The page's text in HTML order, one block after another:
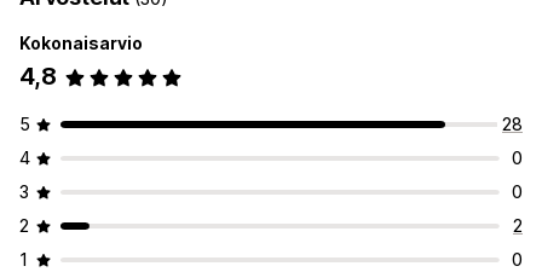
Kokonaisarvio
4,8
5
28
4
0
3
0
2
2
1
0